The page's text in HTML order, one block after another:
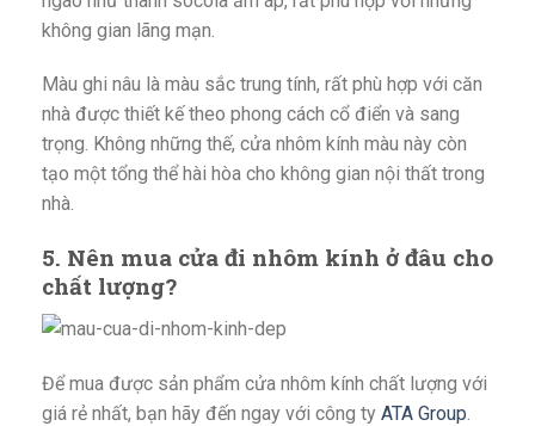
không gian lãng mạn.
Màu ghi nâu là màu sắc trung tính, rất phù hợp với căn
nhà được thiết kế theo phong cách cổ điển và sang
trọng. Không những thế, cửa nhôm kính màu này còn
tạo một tổng thể hài hòa cho không gian nội thất trong
nhà.
5. Nên mua cửa đi nhôm kính ở đâu cho
chất lượng?
Để mua được sản phẩm cửa nhôm kính chất lượng với
giá rẻ nhất, bạn hãy đến ngay với công ty ATA Group.